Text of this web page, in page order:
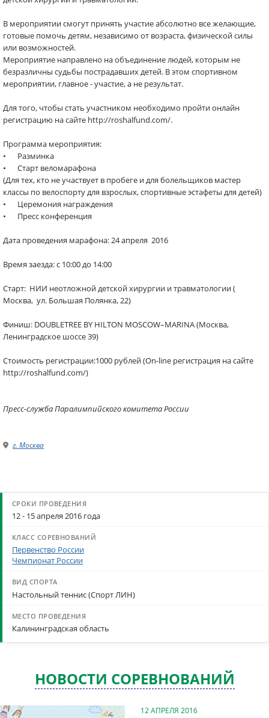
В мероприятии смогут принять участие абсолютно все желающие,
готовые помочь детям, независимо от возраста, физической силы
или возможностей.
Мероприятие направлено на объединение людей, которым не
безразличны судьбы пострадавших детей. В этом спортивном
мероприятии, главное - участие, а не результат.
Для того, чтобы стать участником необходимо пройти онлайн
регистрацию на сайте http://roshalfund.com/.
Программа мероприятия:
•
Разминка
•
Старт веломарафона
(Для тех, кто не участвует в пробеге и для болельщиков мастер
классы по велоспорту для взрослых, спортивные эстафеты для детей)
•
Церемония награждения
•
Пресс конференция
Дата проведения марафона: 24 апреля 2016
Время заезда: с 10:00 до 14:00
Старт: НИИ неотложной детской хирургии и травматологии (
Москва, ул. Большая Полянка, 22)
Финиш: DOUBLETREE BY HILTON MOSCOW–MARINA (Москва,
Ленинградское шоссе 39)
Стоимость регистрации:1000 рублей (On-line регистрация на сайте
http://roshalfund.com/)
Пресс-служба Паралимпийского комитета России
г. Москва
12 - 15 апреля 2016 года
Первенство России
Чемпионат России
Настольный теннис (Спорт ЛИН)
Калининградская область
НОВОСТИ СОРЕВНОВАНИЙ
12 АПРЕЛЯ 2016